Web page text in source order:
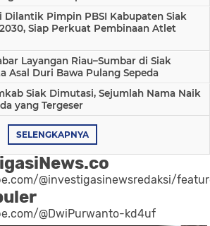
Dilantik Pimpin PBSI Kabupaten Siak
Siap Perkuat Pembinaan Atlet
Layangan Riau–Sumbar di Siak
Asal Duri Bawa Pulang Sepeda
Siak Dimutasi, Sejumlah Nama Naik
yang Tergeser
SELENGKAPNYA
@investigasinewsredaksi/
@DwiPurwanto-kd4uf